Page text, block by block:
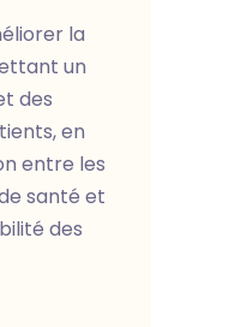
la
un
des
en
entre les
santé et
des